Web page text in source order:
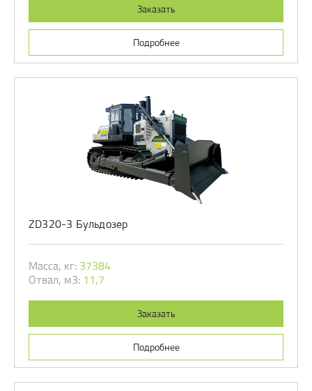
Заказать
Подробнее
ZD320-3 Бульдозер
Масса, кг: 37384
Отвал, м3: 11,7
Заказать
Подробнее